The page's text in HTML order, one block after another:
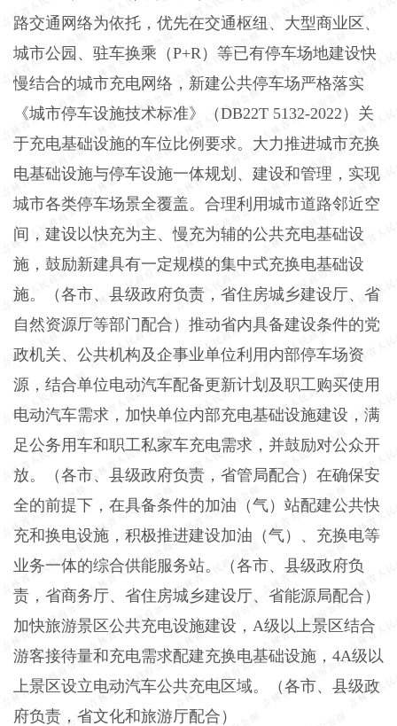
路交通网络为依托，优先在交通枢纽、大型商业区、
城市公园、驻车换乘（P+R）等已有停车场地建设快
慢结合的城市充电网络，新建公共停车场严格落实
《城市停车设施技术标准》（DB22T 5132-2022）关
于充电基础设施的车位比例要求。大力推进城市充换
电基础设施与停车设施一体规划、建设和管理，实现
城市各类停车场景全覆盖。合理利用城市道路邻近空
间，建设以快充为主、慢充为辅的公共充电基础设
施，鼓励新建具有一定规模的集中式充换电基础设
施。（各市、县级政府负责，省住房城乡建设厅、省
自然资源厅等部门配合）推动省内具备建设条件的党
政机关、公共机构及企事业单位利用内部停车场资
源，结合单位电动汽车配备更新计划及职工购买使用
电动汽车需求，加快单位内部充电基础设施建设，满
足公务用车和职工私家车充电需求，并鼓励对公众开
放。（各市、县级政府负责，省管局配合）在确保安
全的前提下，在具备条件的加油（气）站配建公共快
充和换电设施，积极推进建设加油（气）、充换电等
业务一体的综合供能服务站。（各市、县级政府负
责，省商务厅、省住房城乡建设厅、省能源局配合）
加快旅游景区公共充电设施建设，A级以上景区结合
游客接待量和充电需求配建充换电基础设施，4A级以
上景区设立电动汽车公共充电区域。（各市、县级政
府负责，省文化和旅游厅配合）